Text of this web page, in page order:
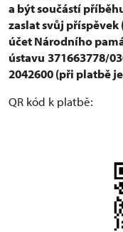
a být součástí
zaslat svůj
účet Národního
ústavu 371663778/
2042600(při platbě
QR kód k platbě: